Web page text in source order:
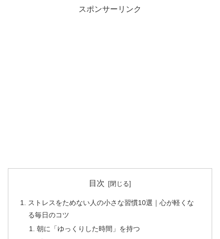
スポンサーリンク
目次
ストレスをためない人の小さな習慣10選｜心が軽くな
る毎日のコツ
朝に「ゆっくりした時間」を持つ